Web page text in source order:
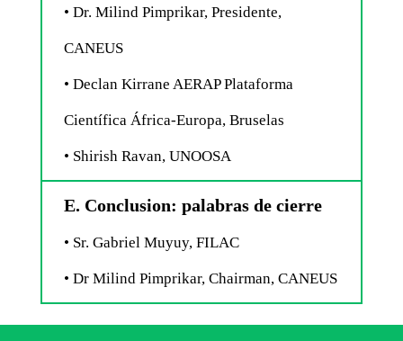
• Dr. Milind Pimprikar, Presidente,
CANEUS
• Declan Kirrane AERAP Plataforma
Científica África-Europa, Bruselas
• Shirish Ravan, UNOOSA
E. Conclusion: palabras de cierre
• Sr. Gabriel Muyuy, FILAC
• Dr Milind Pimprikar, Chairman, CANEUS